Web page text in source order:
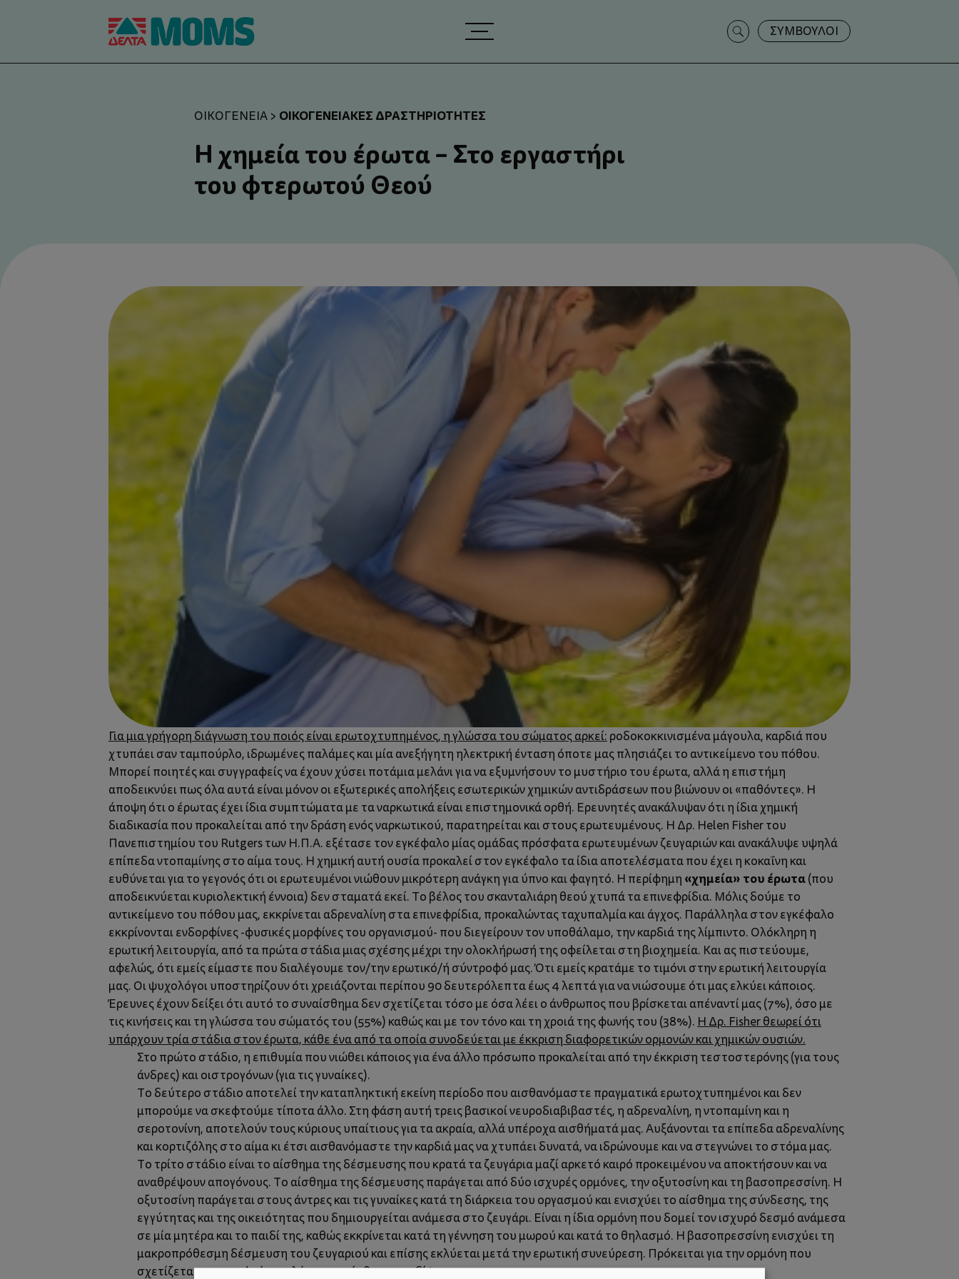
Search
for:
ΣΥΜΒΟΥΛΟΙ
ΟΙΚΟΓΈΝΕΙΑ> ΟΙΚΟΓΕΝΕΙΑΚΈΣ ΔΡΑΣΤΗΡΙΌΤΗΤΕΣ
Η χημεία του έρωτα – Στο εργαστήρι
του φτερωτού Θεού
Για μια γρήγορη διάγνωση του ποιός είναι ερωτοχτυπημένος, η γλώσσα του σώματος αρκεί: ροδοκοκκινισμένα μάγουλα, καρδιά που
χτυπάει σαν ταμπούρλο, ιδρωμένες παλάμες και μία ανεξήγητη ηλεκτρική ένταση όποτε μας πλησιάζει το αντικείμενο του πόθου.
Μπορεί ποιητές και συγγραφείς να έχουν χύσει ποτάμια μελάνι για να εξυμνήσουν το μυστήριο του έρωτα, αλλά η επιστήμη
αποδεικνύει πως όλα αυτά είναι μόνον οι εξωτερικές απολήξεις εσωτερικών χημικών αντιδράσεων που βιώνουν οι «παθόντες». Η
άποψη ότι ο έρωτας έχει ίδια συμπτώματα με τα ναρκωτικά είναι επιστημονικά ορθή. Ερευνητές ανακάλυψαν ότι η ίδια χημική
διαδικασία που προκαλείται από την δράση ενός ναρκωτικού, παρατηρείται και στους ερωτευμένους. Η Δρ. Helen Fisher του
Πανεπιστημίου του Rutgers των Η.Π.Α. εξέτασε τον εγκέφαλο μίας ομάδας πρόσφατα ερωτευμένων ζευγαριών και ανακάλυψε υψηλά
επίπεδα ντοπαμίνης στο αίμα τους. Η χημική αυτή ουσία προκαλεί στον εγκέφαλο τα ίδια αποτελέσματα που έχει η κοκαΐνη και
ευθύνεται για το γεγονός ότι οι ερωτευμένοι νιώθουν μικρότερη ανάγκη για ύπνο και φαγητό. Η περίφημη «χημεία» του έρωτα(που
αποδεικνύεται κυριολεκτική έννοια) δεν σταματά εκεί. Το βέλος του σκανταλιάρη θεού χτυπά τα επινεφρίδια. Μόλις δούμε το
αντικείμενο του πόθου μας, εκκρίνεται αδρεναλίνη στα επινεφρίδια, προκαλώντας ταχυπαλμία και άγχος. Παράλληλα στον εγκέφαλο
εκκρίνονται ενδορφίνες -φυσικές μορφίνες του οργανισμού- που διεγείρουν τον υποθάλαμο, την καρδιά της λίμπιντο. Ολόκληρη η
ερωτική λειτουργία, από τα πρώτα στάδια μιας σχέσης μέχρι την ολοκλήρωσή της οφείλεται στη βιοχημεία. Και ας πιστεύουμε,
αφελώς, ότι εμείς είμαστε που διαλέγουμε τον/την ερωτικό/ή σύντροφό μας. Ότι εμείς κρατάμε το τιμόνι στην ερωτική λειτουργία
μας. Οι ψυχολόγοι υποστηρίζουν ότι χρειάζονται περίπου 90 δευτερόλεπτα έως 4 λεπτά για να νιώσουμε ότι μας ελκύει κάποιος.
Έρευνες έχουν δείξει ότι αυτό το συναίσθημα δεν σχετίζεται τόσο με όσα λέει ο άνθρωπος που βρίσκεται απέναντί μας (7%), όσο με
τις κινήσεις και τη γλώσσα του σώματός του (55%) καθώς και με τον τόνο και τη χροιά της φωνής του (38%). Η Δρ. Fisher θεωρεί ότι
υπάρχουν τρία στάδια στον έρωτα, κάθε ένα από τα οποία συνοδεύεται με έκκριση διαφορετικών ορμονών και χημικών ουσιών.
Στο πρώτο στάδιο, η επιθυμία που νιώθει κάποιος για ένα άλλο πρόσωπο προκαλείται από την έκκριση τεστοστερόνης (για τους
άνδρες) και οιστρογόνων (για τις γυναίκες).
Το δεύτερο στάδιο αποτελεί την καταπληκτική εκείνη περίοδο που αισθανόμαστε πραγματικά ερωτοχτυπημένοι και δεν
μπορούμε να σκεφτούμε τίποτα άλλο. Στη φάση αυτή τρεις βασικοί νευροδιαβιβαστές, η αδρεναλίνη, η ντοπαμίνη και η
σεροτονίνη, αποτελούν τους κύριους υπαίτιους για τα ακραία, αλλά υπέροχα αισθήματά μας. Αυξάνονται τα επίπεδα αδρεναλίνης
και κορτιζόλης στο αίμα κι έτσι αισθανόμαστε την καρδιά μας να χτυπάει δυνατά, να ιδρώνουμε και να στεγνώνει το στόμα μας.
Το τρίτο στάδιο είναι το αίσθημα της δέσμευσης που κρατά τα ζευγάρια μαζί αρκετό καιρό προκειμένου να αποκτήσουν και να
αναθρέψουν απογόνους. Το αίσθημα της δέσμευσης παράγεται από δύο ισχυρές ορμόνες, την οξυτοσίνη και τη βασοπρεσσίνη. Η
οξυτοσίνη παράγεται στους άντρες και τις γυναίκες κατά τη διάρκεια του οργασμού και ενισχύει το αίσθημα της σύνδεσης, της
εγγύτητας και της οικειότητας που δημιουργείται ανάμεσα στο ζευγάρι. Είναι η ίδια ορμόνη που δομεί τον ισχυρό δεσμό ανάμεσα
σε μία μητέρα και το παιδί της, καθώς εκκρίνεται κατά τη γέννηση του μωρού και κατά το θηλασμό. Η βασοπρεσσίνη ενισχύει τη
μακροπρόθεσμη δέσμευση του ζευγαριού και επίσης εκλύεται μετά την ερωτική συνεύρεση. Πρόκειται για την ορμόνη που
σχετίζεται με τα νεφρά και ελέγχει το αίσθημα της δίψας.